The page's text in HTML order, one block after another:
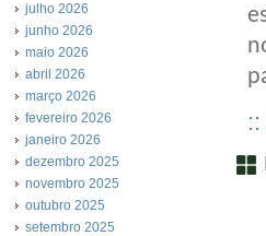
julho 2026
junho 2026
maio 2026
abril 2026
março 2026
fevereiro 2026
janeiro 2026
dezembro 2025
novembro 2025
outubro 2025
setembro 2025